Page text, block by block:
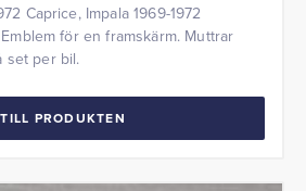
Caprice, Impala 1969-1972
för en framskärm. Muttrar
set per bil.
TILL PRODUKTEN